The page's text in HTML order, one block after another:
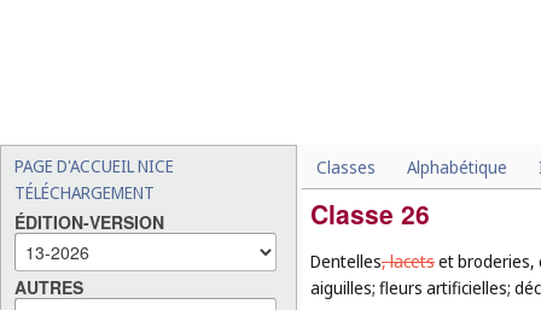
PAGE D'ACCUEIL NICE
TÉLÉCHARGEMENT
ÉDITION-VERSION
AUTRES
Classes Alphabétique
Classe 26
Dentelles, lacetset broderies,
aiguilles; fleurs artificielles;